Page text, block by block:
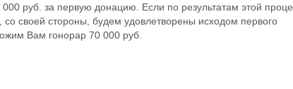
руб. за первую донацию. Если по результатам этой
своей стороны, будем удовлетворены исходом первого
Вам гонорар 70 000 руб.